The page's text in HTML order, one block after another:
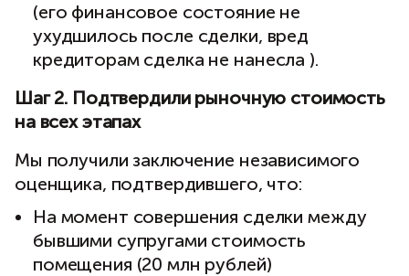
(его финансовое состояние не
ухудшилось после сделки, вред
кредиторам сделка не нанесла ).
Шаг 2. Подтвердили рыночную стоимость
на всех этапах
Мы получили заключение независимого
оценщика, подтвердившего, что:
На момент совершения сделки между
бывшими супругами стоимость
помещения (20 млн рублей)